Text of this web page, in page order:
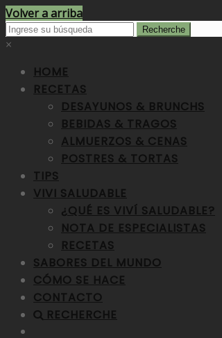
Volver a arriba
×
HOME
RECETAS
DESAYUNOS & BRUNCHS
BEBIDAS & TRAGOS
ALMUERZOS & CENAS
POSTRES & TORTAS
TIPS
VIVI SALUDABLE
¿QUÉ ES VIVÍ SALUDABLE?
NOTA DE ESPECIALISTAS
RECETAS
SABORES DEL MUNDO
CÓMO SE HACE
CONTACTO
RECHERCHE